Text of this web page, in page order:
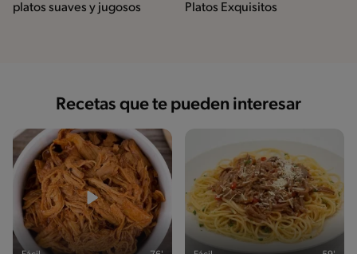
platos suaves y jugosos
Platos Exquisitos
Recetas que te pueden interesar